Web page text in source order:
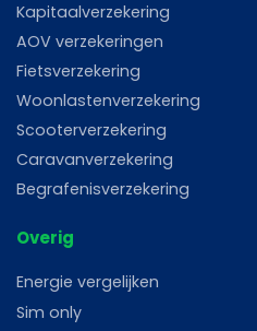
Kapitaalverzekering
AOV verzekeringen
Fietsverzekering
Woonlastenverzekering
Scooterverzekering
Caravanverzekering
Begrafenisverzekering
Overig
Energie vergelijken
Sim only